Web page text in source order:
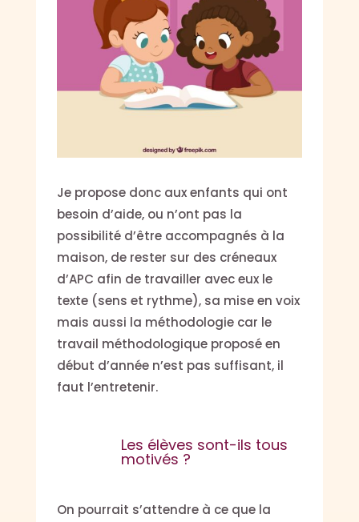
Je propose donc aux enfants qui ont
besoin d’aide, ou n’ont pas la
possibilité d’être accompagnés à la
maison, de rester sur des créneaux
d’APC afin de travailler avec eux le
texte (sens et rythme), sa mise en voix
mais aussi la méthodologie car le
travail méthodologique proposé en
début d’année n’est pas suffisant, il
faut l’entretenir.
Les élèves sont-ils tous
motivés ?
On pourrait s’attendre à ce que la